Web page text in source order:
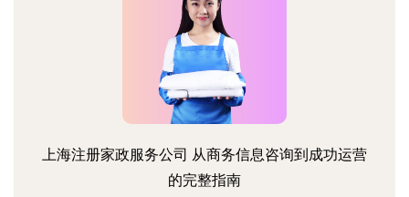
上海注册家政服务公司 从商务信息咨询到成功运营
的完整指南